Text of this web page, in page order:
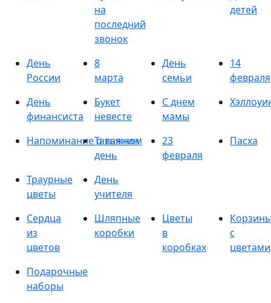
на
последний
звонок
детей
День
России
8
марта
День
семьи
14
февраля
День
финансиста
Букет
невесте
С днем
мамы
Напоминание о важном
Татьянин
день
23
февраля
Пасха
Траурные
цветы
День
учителя
Сердца
из
цветов
Шляпные
коробки
Цветы
в
коробках
с
цветами
Подарочные
наборы